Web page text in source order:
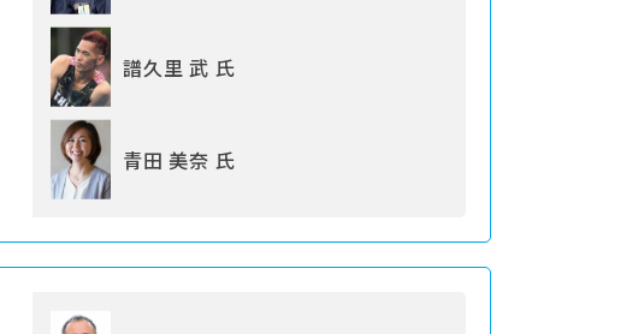
譜久里 武 氏
青田 美奈 氏